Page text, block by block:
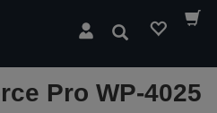
Sök
Pro WP-4025